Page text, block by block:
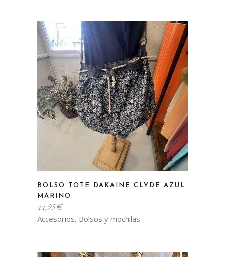
Accesorios, Bolsos y mochilas
BOLSO TOTE DAKAINE CLYDE AZUL
MARINO
44,95€